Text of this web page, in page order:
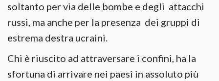
soltanto per via delle bombe e degli attacchi
russi, ma anche per la presenza dei gruppi di
estrema destra ucraini.
Chi è riuscito ad attraversare i confini, ha la
sfortuna di arrivare nei paesi in assoluto più